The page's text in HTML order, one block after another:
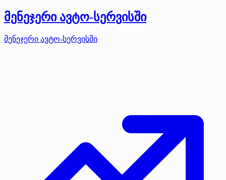
მენეჯერი ავტო-სერვისში
მენეჯერი ავტო-სერვისში